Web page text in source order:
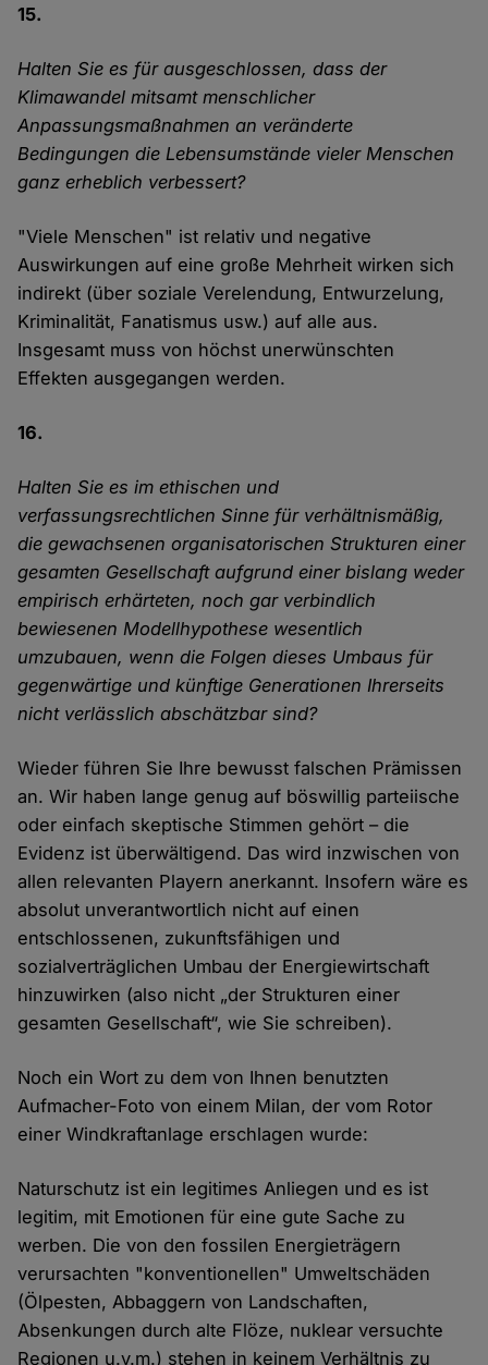
15.
Halten Sie es für ausgeschlossen, dass der
Klimawandel mitsamt menschlicher
Anpassungsmaßnahmen an veränderte
Bedingungen die Lebensumstände vieler Menschen
ganz erheblich verbessert?
"Viele Menschen" ist relativ und negative
Auswirkungen auf eine große Mehrheit wirken sich
indirekt (über soziale Verelendung, Entwurzelung,
Kriminalität, Fanatismus usw.) auf alle aus.
Insgesamt muss von höchst unerwünschten
Effekten ausgegangen werden.
16.
Halten Sie es im ethischen und
verfassungsrechtlichen Sinne für verhältnismäßig,
die gewachsenen organisatorischen Strukturen einer
gesamten Gesellschaft aufgrund einer bislang weder
empirisch erhärteten, noch gar verbindlich
bewiesenen Modellhypothese wesentlich
umzubauen, wenn die Folgen dieses Umbaus für
gegenwärtige und künftige Generationen Ihrerseits
nicht verlässlich abschätzbar sind?
Wieder führen Sie Ihre bewusst falschen Prämissen
an. Wir haben lange genug auf böswillig parteiische
oder einfach skeptische Stimmen gehört – die
Evidenz ist überwältigend. Das wird inzwischen von
allen relevanten Playern anerkannt. Insofern wäre es
absolut unverantwortlich nicht auf einen
entschlossenen, zukunftsfähigen und
sozialverträglichen Umbau der Energiewirtschaft
hinzuwirken (also nicht „der Strukturen einer
gesamten Gesellschaft“, wie Sie schreiben).
Noch ein Wort zu dem von Ihnen benutzten
Aufmacher-Foto von einem Milan, der vom Rotor
einer Windkraftanlage erschlagen wurde:
Naturschutz ist ein legitimes Anliegen und es ist
legitim, mit Emotionen für eine gute Sache zu
werben. Die von den fossilen Energieträgern
verursachten "konventionellen" Umweltschäden
(Ölpesten, Abbaggern von Landschaften,
Absenkungen durch alte Flöze, nuklear versuchte
Regionen u.v.m.) stehen in keinem Verhältnis zu